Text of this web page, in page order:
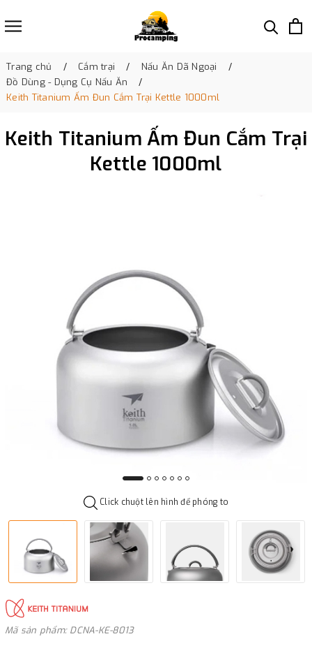
Trang chủ Cắm trại
Nấu Ăn Dã Ngoại
Đồ Dùng - Dụng Cụ Nấu Ăn
Keith Titanium Ấm Đun Cắm Trại Kettle 1000ml
Keith Titanium Ấm Đun Cắm Trại
Kettle 1000ml
Click chuột lên hình để phóng to
Mã sản phẩm: DCNA-KE-8013